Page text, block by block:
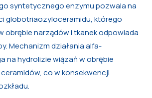
syntetycznego enzymu pozwala na
globotriaozyloceramidu, którego
obrębie narządów i tkanek odpowiada
Mechanizm działania alfa-
na hydrolizie wiązań w obrębie
co w konsekwencji